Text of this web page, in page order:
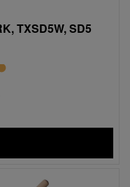
TXSD5W, SD5